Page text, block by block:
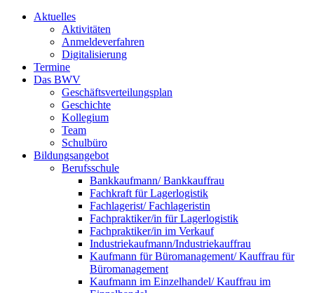
Aktuelles
Aktivitäten
Anmeldeverfahren
Digitalisierung
Termine
Das BWV
Geschäftsverteilungsplan
Geschichte
Kollegium
Team
Schulbüro
Bildungsangebot
Berufsschule
Bankkaufmann/ Bankkauffrau
Fachkraft für Lagerlogistik
Fachlagerist/ Fachlageristin
Fachpraktiker/in für Lagerlogistik
Fachpraktiker/in im Verkauf
Industriekaufmann/Industriekauffrau
Kaufmann für Büromanagement/ Kauffrau für
Büromanagement
Kaufmann im Einzelhandel/ Kauffrau im